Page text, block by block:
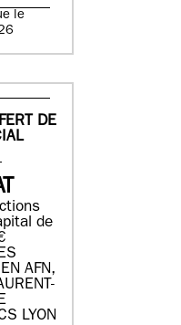
le
DE
de
AFN,
LYON